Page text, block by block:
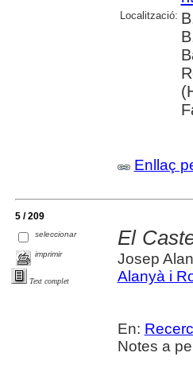
Localització:
Enllaç
5 / 209
seleccionar
imprimir
Text complet
El
Josep
Alanyà i
En:
Notes a